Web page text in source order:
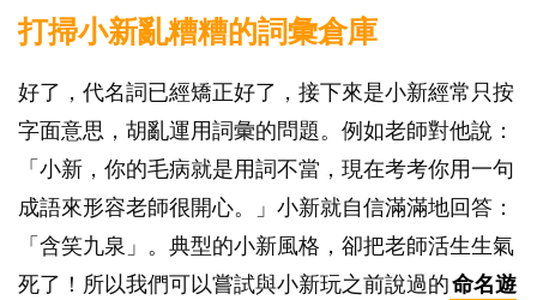
打掃小新亂糟糟的詞彙倉庫
好了，代名詞已經矯正好了，接下來是小新經常只按
字面意思，胡亂運用詞彙的問題。例如老師對他說：
「小新，你的毛病就是用詞不當，現在考考你用一句
成語來形容老師很開心。」小新就自信滿滿地回答：
「含笑九泉」。典型的小新風格，卻把老師活生生氣
死了！所以我們可以嘗試與小新玩之前說過的命名遊